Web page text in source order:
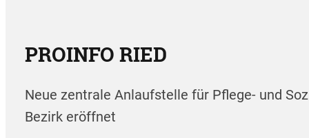
PROINFO RIED
Neue zentrale Anlaufstelle für Pflege- und
Bezirk eröffnet